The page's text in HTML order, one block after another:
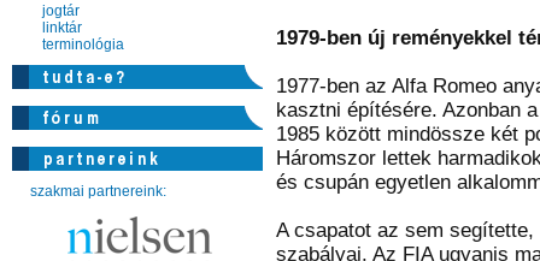
jogtár
linktár
terminológia
szakmai partnereink:
1979-ben új reményekkel
1977-ben az Alfa Romeo
kasztni építésére. Azonban
1985 között mindössze két
Háromszor lettek
és csupán egyetlen
A csapatot az sem
szabályai. Az FIA ugyanis